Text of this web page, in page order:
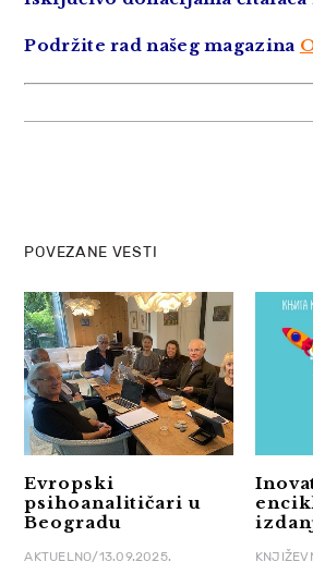
Podržite rad našeg magazina
POVEZANE VESTI
Evropski
psihoanalitičari u
Beogradu
AKTUELNO/13.09.2025.